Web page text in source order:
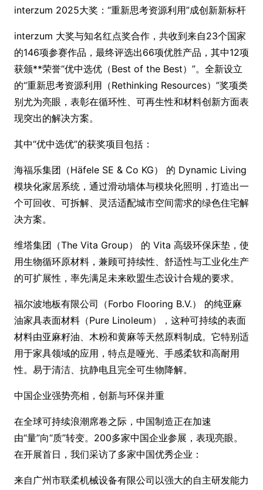
interzum 2025大奖：“重新思考资源利用”成创新新标杆
interzum 大奖与知名红点奖合作，共收到来自23个国家
的146项参赛作品，最终评选出66项优胜产品，其中12项
获颁**荣誉“优中选优（Best of the Best）”。全新设立
的“重新思考资源利用（Rethinking Resources）”奖项类
别尤为亮眼，表彰在循环性、可再生性和材料创新方面表
现突出的解决方案。
其中“优中选优”的获奖项目包括：
海福乐集团（Häfele SE & Co KG） 的 Dynamic Living
模块化家居系统，通过滑动墙体与模块化照明，打造出一
个可回收、可拆解、灵活适配城市空间需求的绿色住宅解
决方案。
维塔集团（The Vita Group） 的 Vita 高级环保床垫，使
用生物循环原材料，兼顾可持续性、舒适性与工业化生产
的可扩展性，率先满足未来欧盟生态设计合规的要求。
福尔波地板有限公司（Forbo Flooring B.V.） 的纯亚麻
油家具表面材料（Pure Linoleum），这种可持续的表面
材料由亚麻籽油、木粉和黄麻等天然原料制成。它特别适
用于家具领域的应用，特点是哑光、手感柔软和高耐用
性。易于清洁、抗静电且完全可生物降解。
中国企业强势亮相，创新与环保并重
在全球可持续浪潮席卷之际，中国制造正在加速
由“量”向“质”转变。200多家中国企业参展，表现亮眼。
在开展首日，我们采访了多家中国优秀企业：
来自广州市联柔机械设备有限公司以强大的自主研发能力